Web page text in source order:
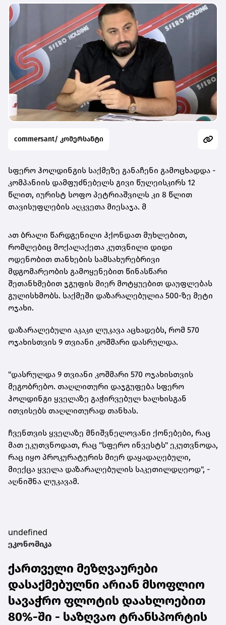
commersant/ კომერსანტი
სფერო ჰოლდინგის საქმეზე განაჩენი გამოცხადდა -
კომპანიის დამფუძნებელს გივი წულეისკირს 12
წლით, იურისტ სოფო პეტრიაშვილს კი 8 წლით
თავისუფლების აღკვეთა მიესაჯა. მ
ათ ბრალი წარდგენილი ჰქონდათ მუხლებით,
რომლებიც მოქალაქეთა კუთვნილი დიდი
ოდენობით თანხების სამსახურებრივი
მდგომარეობის გამოყენებით წინასწარი
შეთანხმებით ჯგუფის მიერ მოტყუებით დაუფლებას
გულისხმობს. საქმეში დაზარალებულია 500-ზე მეტი
ოჯახი.
დაზარალებული აკაკი ლუკავა აცხადებს, რომ 570
ოჯახისთვის 9 თვიანი კოშმარი დასრულდა.
"დასრულდა 9 თვიანი კოშმარი 570 ოჯახისთვის
მეგობრებო. თაღლითური დაჯგუფება სფერო
ჰოლდინგი ყველაზე გაჭირვებულ ხალხისგან
ითვისებს თაღლითურად თანხას.
ჩვენთვის ყველაზე მნიშვნელოვანი ქონებები, რაც
მათ ეკუთვნოდათ, რაც "სფერო ინვესტს" ეკუთვნოდა,
რაც იყო პროკურატურის მიერ დაყადაღებული,
მიექცა ყველა დაზარალებულის საკეთილდღეოდ", -
აღნიშნა ლუკავამ.
undefined
ეკონომიკა
ქართველი მეზღვაურები
დასაქმებულნი არიან მსოფლიო
სავაჭრო ფლოტის დაახლოებით
80%-ში - საზღვაო ტრანსპორტის